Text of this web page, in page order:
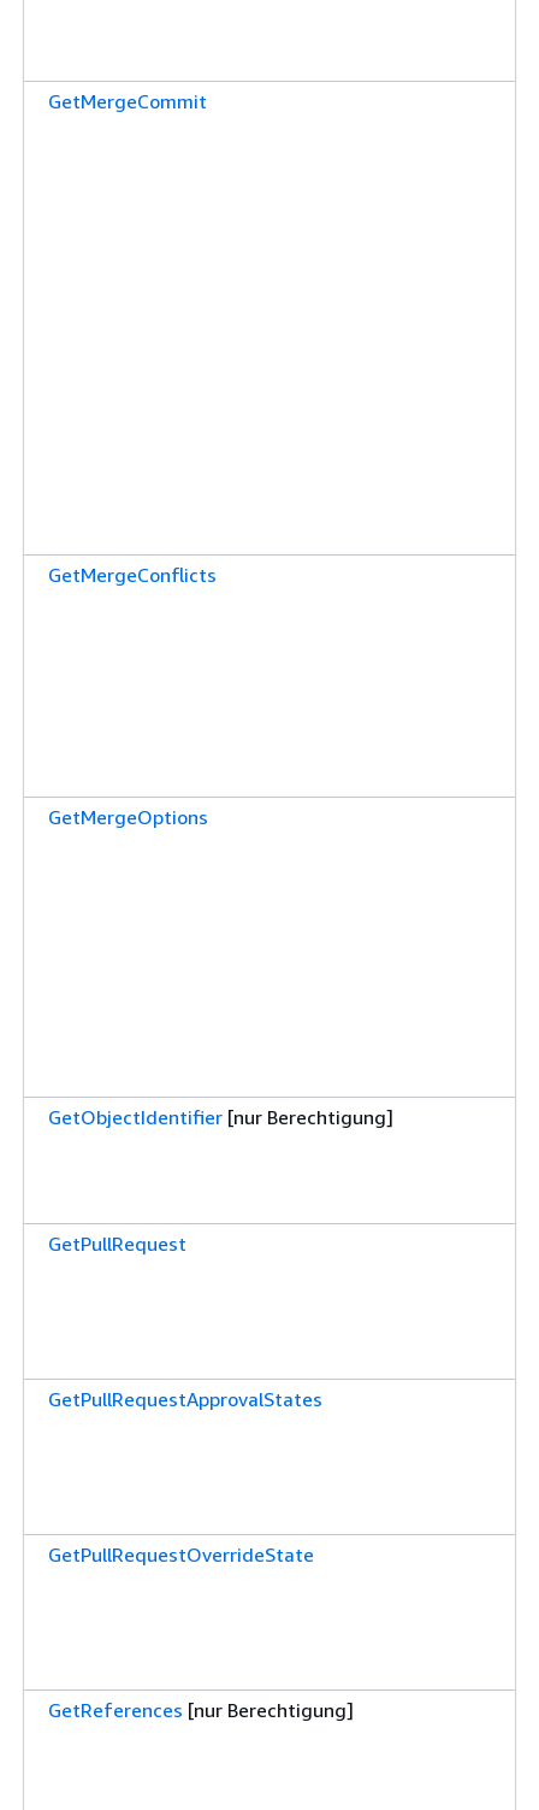
GetMergeCommit
GetMergeConflicts
GetMergeOptions
GetObjectIdentifier [nur Berechtigung]
GetPullRequest
GetPullRequestApprovalStates
GetPullRequestOverrideState
GetReferences [nur Berechtigung]